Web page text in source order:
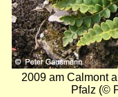
2009 am Calmont
Pfalz (©